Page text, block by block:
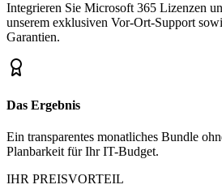
Integrieren Sie Microsoft 365 Lizenzen
unserem exklusiven Vor-Ort-Support
Garantien.
Das Ergebnis
Ein transparentes monatliches Bundle
Planbarkeit für Ihr IT-Budget.
IHR PREISVORTEIL